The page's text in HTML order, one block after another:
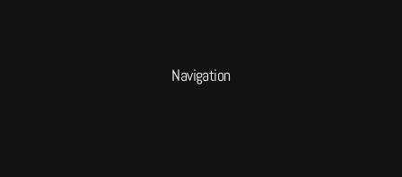
Navigation